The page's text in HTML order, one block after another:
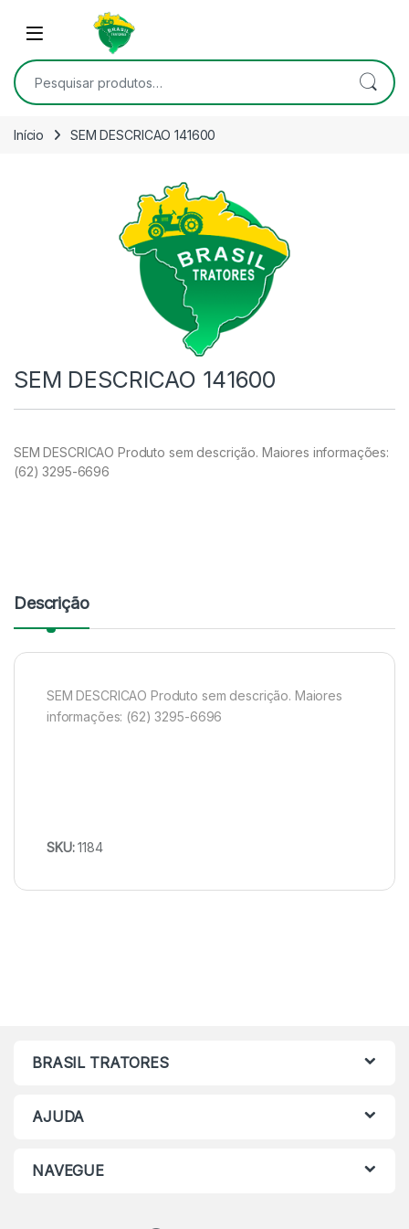
Skip to navigation
Open
Pesquisar por:
Início SEM DESCRICAO 141600
SEM DESCRICAO 141600
SEM DESCRICAO Produto sem descrição. Maiores informações:
(62) 3295-6696
Descrição
SEM DESCRICAO Produto sem descrição. Maiores
informações: (62) 3295-6696
SKU:1184
BRASIL TRATORES
AJUDA
NAVEGUE